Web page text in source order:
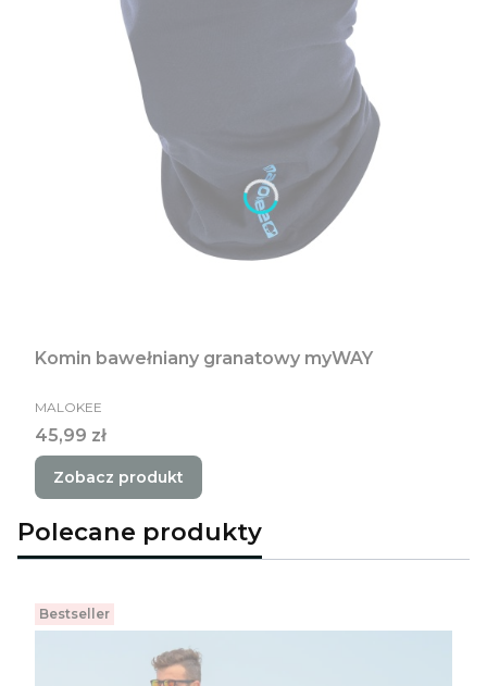
Komin bawełniany granatowy myWAY
PRODUCENT
MALOKEE
Cena
45,99 zł
Zobacz produkt
Polecane produkty
Bestseller